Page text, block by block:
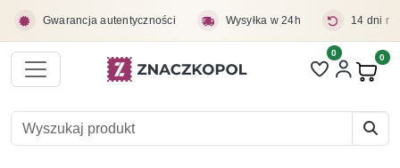
Gwarancja autentyczności Wysyłka w 24h 14 dni
Liczba pozycji
0 0